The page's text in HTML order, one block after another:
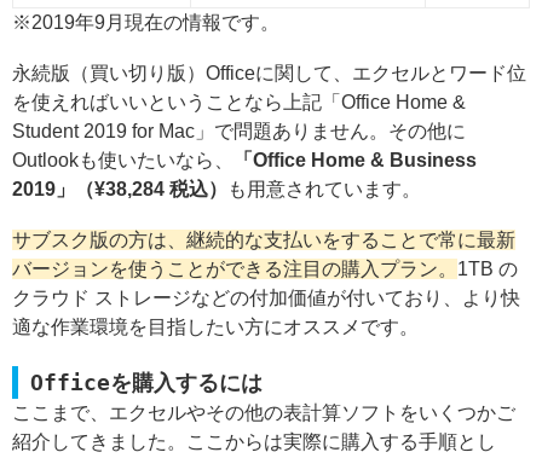
※2019年9月現在の情報です。
永続版（買い切り版）Officeに関して、エクセルとワード位
を使えればいいということなら上記「Office Home &
Student 2019 for Mac」で問題ありません。その他に
Outlookも使いたいなら、
「Office Home & Business
2019」（¥38,284 税込）
も用意されています。
サブスク版の方は、継続的な支払いをすることで常に最新
バージョンを使うことができる注目の購入プラン。 1TB の
クラウド ストレージなどの付加価値が付いており、より快
適な作業環境を目指したい方にオススメです。
Officeを購入するには
ここまで、エクセルやその他の表計算ソフトをいくつかご
紹介してきました。ここからは実際に購入する手順とし